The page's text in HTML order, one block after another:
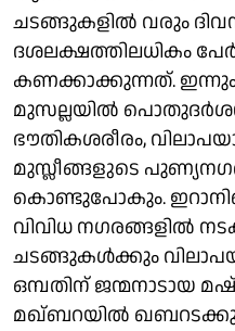
ചടങ്ങുകളില്‍ വരും
ദശലക്ഷത്തിലധികം
കണക്കാക്കുന്നത്.
മുസല്ലയിൽ
ഭൗതികശരീരം,
മുസ്ലീങ്ങളുടെ
കൊണ്ടുപോകും.
വിവിധ നഗരങ്ങളില്‍
ചടങ്ങുകള്‍ക്കും
ഒമ്പതിന് ജന്മനാടായ
മഖ്ബറയില്‍